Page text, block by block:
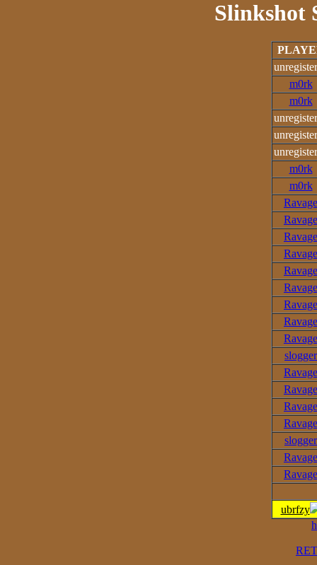
Slinkshot
m0rk
m0rk
m0rk
m0rk
Ravage
Ravage
Ravage
Ravage
Ravage
Ravage
Ravage
Ravage
Ravage
slogger
Ravage
Ravage
Ravage
Ravage
slogger
Ravage
Ravage
ubrfzy